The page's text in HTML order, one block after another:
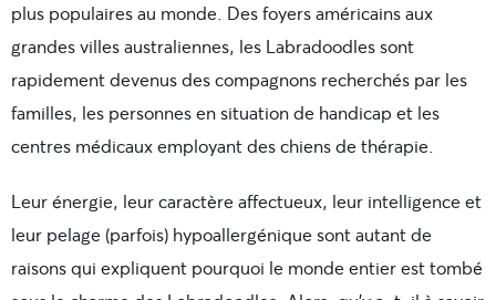
plus populaires au monde. Des foyers américains aux
grandes villes australiennes, les Labradoodles sont
rapidement devenus des compagnons recherchés par les
familles, les personnes en situation de handicap et les
centres médicaux employant des chiens de thérapie.
Leur énergie, leur caractère affectueux, leur intelligence et
leur pelage (parfois) hypoallergénique sont autant de
raisons qui expliquent pourquoi le monde entier est tombé